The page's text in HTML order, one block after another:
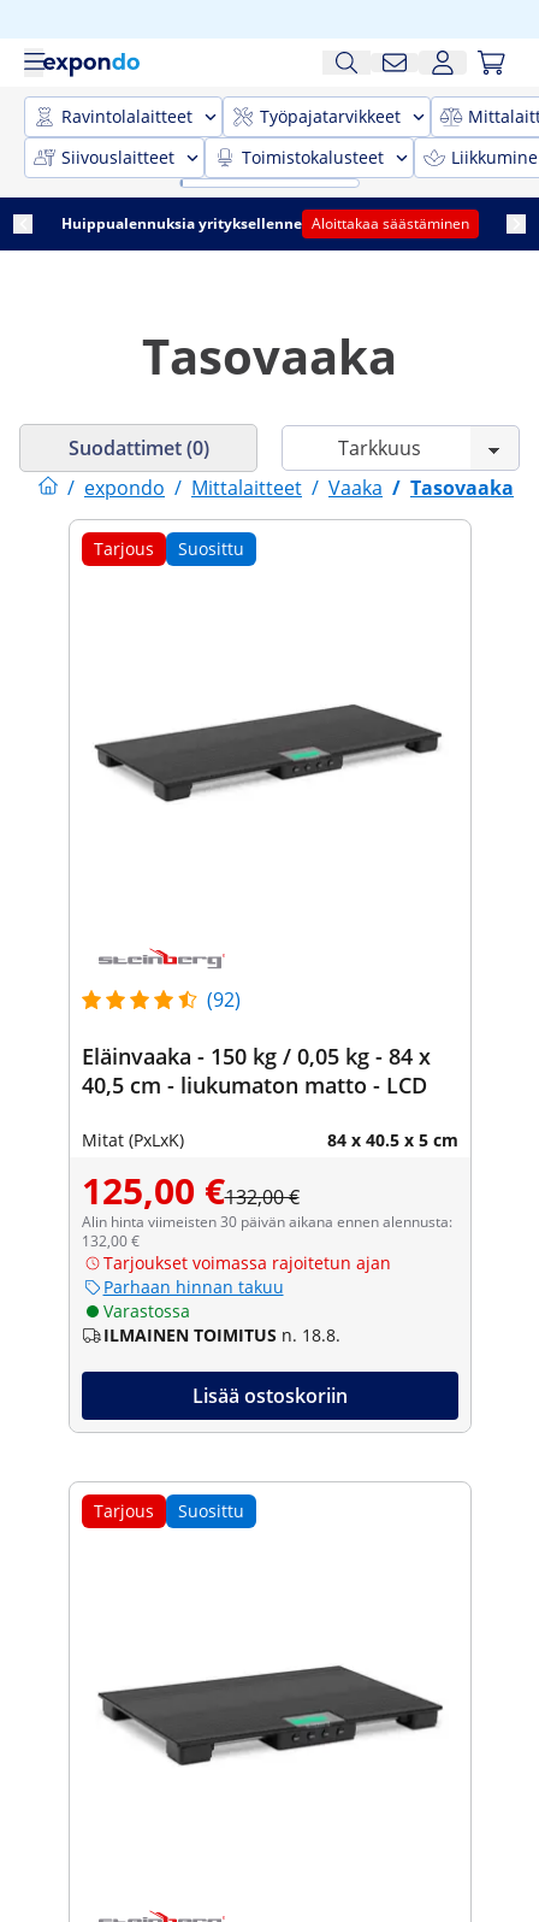
Ravintolalaitteet Työpajatarvikkeet
Siivouslaitteet
Toimistokalusteet
Huippualennuksia yrityksellenne Aloittakaa säästäminen
Tasovaaka
/ expondo / Mittalaitteet / Vaaka / Tasovaaka
Suodattimet (0)
Tarjous Suosittu
(92)
Eläinvaaka - 150 kg / 0,05 kg - 84 x
40,5 cm - liukumaton matto - LCD
Mitat (PxLxK) 84 x 40.5 x 5 cm
125,00 €132,00 €
Alin hinta viimeisten 30 päivän aikana ennen alennusta:
132,00 €
Tarjoukset voimassa rajoitetun ajan
Parhaan hinnan takuu
Varastossa
ILMAINEN TOIMITUS n. 18.8.
Lisää ostoskoriin
Tarjous Suosittu